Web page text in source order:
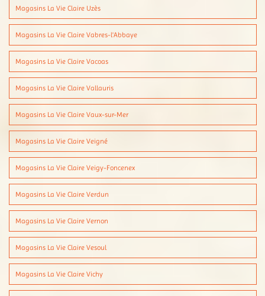
Magasins La Vie Claire Uzès
Magasins La Vie Claire Vabres-l'Abbaye
Magasins La Vie Claire Vacoas
Magasins La Vie Claire Vallauris
Magasins La Vie Claire Vaux-sur-Mer
Magasins La Vie Claire Veigné
Magasins La Vie Claire Veigy-Foncenex
Magasins La Vie Claire Verdun
Magasins La Vie Claire Vernon
Magasins La Vie Claire Vesoul
Magasins La Vie Claire Vichy